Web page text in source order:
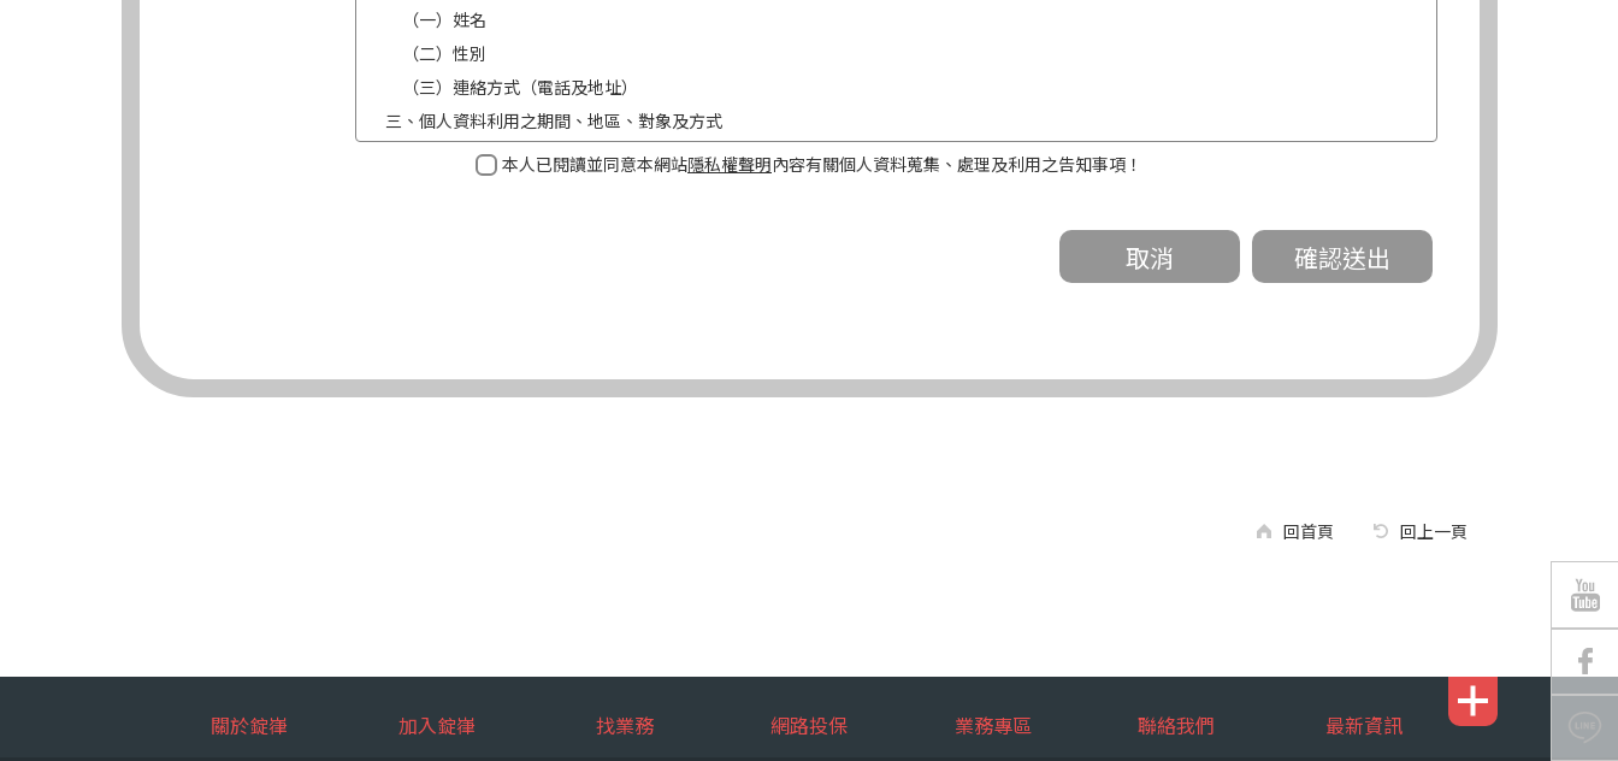
（一）姓名
（二）性別
（三）連絡方式（電話及地址）
三、個人資料利用之期間、地區、對象及方式
（一）期間：蒐集之目的存續期間及依法令規定應為保存之期間。
如：台端得自由選擇提供個人資料，惟如不提供或提供不完整時，基於蒐集目的業務之執行，錠嵂公司將有可能延後、提供未完整或
本人已閱讀並同意本網站隱私權聲明內容有關個人資料蒐集、處理及利用之告知事項！
回首頁 回上一頁
關於錠嵂 加入錠嵂 找業務 網路投保 業務專區 聯絡我們 最新資訊